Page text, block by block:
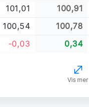
101,01 100,91
100,54 100,78
-0,03 0,34
Vis mer